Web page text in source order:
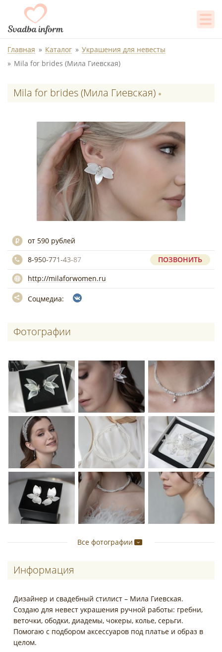
Главная Каталог
Украшения для невесты
Mila for brides (Мила Гиевская)
Mila for brides (Мила Гиевская)
от 590 рублей
8-950-771-43-87
ПОЗВОНИТЬ
http://milaforwomen.ru
Соцмедиа:
Информация
Дизайнер и свадебный стилист – Мила Гиевская.
Создаю для невест украшения ручной работы: гребни,
веточки, ободки, диадемы, чокеры, колье, серьги.
Помогаю с подбором аксессуаров под платье и образ в
целом.
Фотографии
Все фотографии